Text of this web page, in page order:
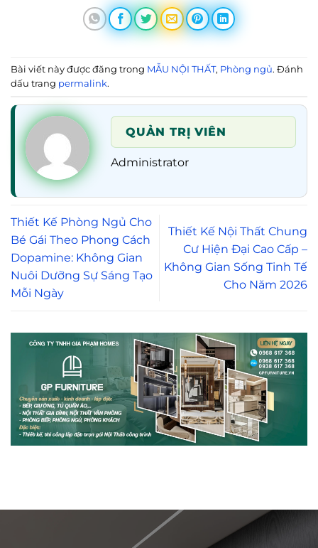
Bài viết này được đăng trong MẪU NỘI THẤT, Phòng ngủ. Đánh
dấu trang permalink.
QUẢN TRỊ VIÊN
Administrator
Thiết Kế Phòng Ngủ Cho
Bé Gái Theo Phong Cách
Dopamine: Không Gian
Nuôi Dưỡng Sự Sáng Tạo
Mỗi Ngày
Thiết Kế Nội Thất Chung
Cư Hiện Đại Cao Cấp –
Không Gian Sống Tinh Tế
Cho Năm 2026